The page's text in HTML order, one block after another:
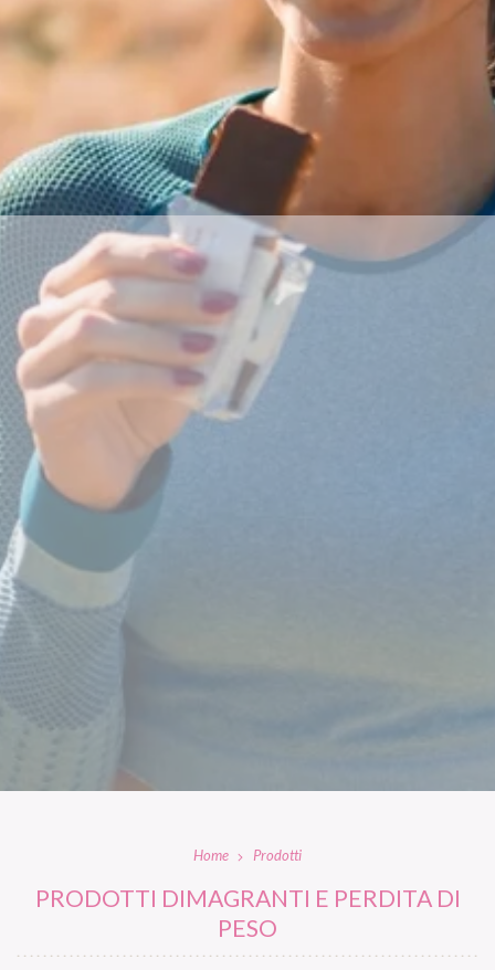
Home Prodotti
PRODOTTI DIMAGRANTI E PERDITA DI
PESO